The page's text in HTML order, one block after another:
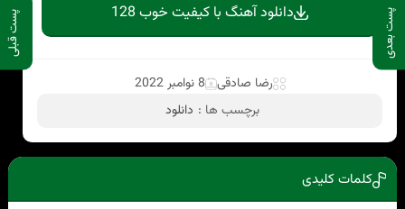
پست بعدی پست قبلی دانلود آهنگ با کیفیت خوب 128
رضا صادقی
8 نوامبر 2022
برچسب ها : دانلود
کلمات کلیدی